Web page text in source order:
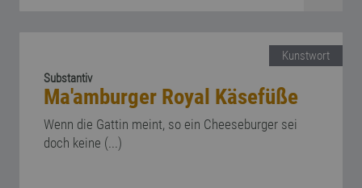
Kunstwort
Substantiv
Ma'amburger Royal Käsefüße
Wenn die Gattin meint, so ein Cheeseburger sei
doch keine (...)